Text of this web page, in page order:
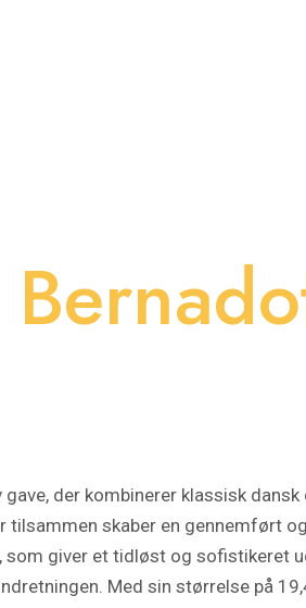
der kombinerer klassisk
tilsammen skaber en gennemført
giver et tidløst og sofistikeret
Med sin størrelse på